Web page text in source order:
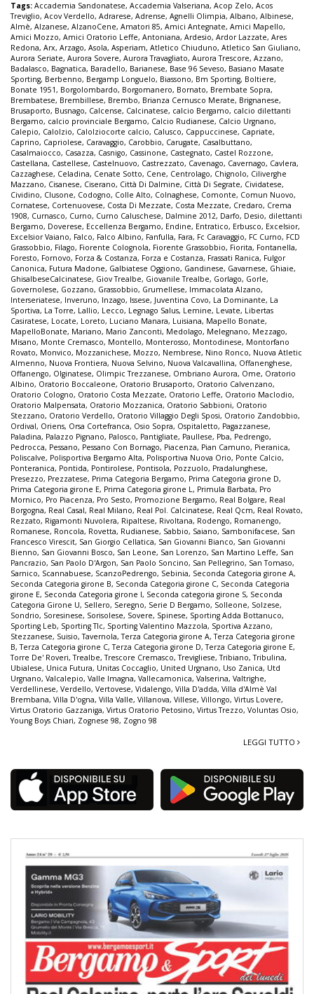
Tags: Accademia Sandonatese, Accademia Valseriana, Acop Zelo, Acos
Treviglio, Acov Verdello, Adrarese, Adrense, Agnelli Olimpia, Albano, Albinese,
Almè, Alzanese, AlzanoCene, Amatori 85, Amici Antegnate, Amici Mapello,
Amici Mozzo, Amici Oratorio Leffe, Antoniana, Ardesio, Ardor Lazzate, Ares
Redona, Arx, Arzago, Asola, Asperiam, Atletico Chiuduno, Atletico San Giuliano,
Aurora Seriate, Aurora Sovere, Aurora Travagliato, Aurora Trescore, Azzano,
Badalasco, Bagnatica, Baradello, Barianese, Base 96 Seveso, Basiano Masate
Sporting, Berbenno, Bergamp Longuelo, Biassono, Bm Sporting, Boltiere,
Bonate 1951, Borgolombardo, Borgomanero, Bornato, Brembate Sopra,
Brembatese, Brembillese, Brembo, Brianza Cernusco Merate, Brignanese,
Brusaporto, Busnago, Calcense, Calcinatese, calcio Bergamo, calcio dilettanti
Bergamo, calcio provinciale Bergamo, Calcio Rudianese, Calcio Urgnano,
Calepio, Calolzio, Calolziocorte calcio, Calusco, Cappuccinese, Capriate,
Caprino, Capriolese, Caravaggio, Carobbio, Carugate, Casalbuttano,
Casalmaiocco, Casazza, Casnigo, Cassinone, Castegnato, Castel Rozzone,
Castellana, Castellese, Castelnuovo, Castrezzato, Cavenago, Cavernago, Cavlera,
Cazzaghese, Celadina, Cenate Sotto, Cene, Centrolago, Chignolo, Ciliverghe
Mazzano, Cisanese, Ciserano, Città Di Dalmine, Città Di Segrate, Cividatese,
Cividino, Clusone, Codogno, Colle Alto, Colnaghese, Comonte, Comun Nuovo,
Cornatese, Cortenuovese, Costa Di Mezzate, Costa Mezzate, Credaro, Crema
1908, Curnasco, Curno, Curno Caluschese, Dalmine 2012, Darfo, Desio, dilettanti
Bergamo, Doverese, Eccellenza Bergamo, Endine, Entratico, Erbusco, Excelsior,
Excelsior Vaiano, Falco, Falco Albino, Fanfulla, Fara, Fc Caravaggio, FC Curno, FCD
Grassobbio, Filago, Fiorente Colognola, Fiorente Grassobbio, Fiorita, Fontanella,
Foresto, Fornovo, Forza & Costanza, Forza e Costanza, Frassati Ranica, Fulgor
Canonica, Futura Madone, Galbiatese Oggiono, Gandinese, Gavarnese, Ghiaie,
GhisalbeseCalcinatese, Giov Trealbe, Giovanile Trealbe, Gorlago, Gorle,
Governolese, Gozzano, Grassobbio, Grumellese, Immacolata Alzano,
Interseriatese, Inveruno, Inzago, Issese, Juventina Covo, La Dominante, La
Sportiva, La Torre, Lallio, Lecco, Legnago Salus, Lemine, Levate, Libertas
Casiratese, Locate, Loreto, Luciano Manara, Luisiana, Mapello Bonate,
MapelloBonate, Mariano, Mario Zanconti, Medolago, Melegnano, Mezzago,
Misano, Monte Cremasco, Montello, Monterosso, Montodinese, Montorfano
Rovato, Monvico, Mozzanichese, Mozzo, Nembrese, Nino Ronco, Nuova Atletic
Almenno, Nuova Frontiera, Nuova Selvino, Nuova Valcavallina, Offanenghese,
Offanengo, Olginatese, Olimpic Trezzanese, Ombriano Aurora, Ome, Oratorio
Albino, Oratorio Boccaleone, Oratorio Brusaporto, Oratorio Calvenzano,
Oratorio Cologno, Oratorio Costa Mezzate, Oratorio Leffe, Oratorio Maclodio,
Oratorio Malpensata, Oratorio Mozzanica, Oratorio Sabbioni, Oratorio
Stezzano, Oratorio Verdello, Oratorio Villaggio Degli Sposi, Oratorio Zandobbio,
Ordival, Oriens, Orsa Cortefranca, Osio Sopra, Ospitaletto, Pagazzanese,
Paladina, Palazzo Pignano, Palosco, Pantigliate, Paullese, Pba, Pedrengo,
Pedrocca, Pessano, Pessano Con Bornago, Piacenza, Pian Camuno, Pieranica,
Poliscalve, Polisportiva Bergamo Alta, Polisportiva Nuova Orio, Ponte Calcio,
Ponteranica, Pontida, Pontirolese, Pontisola, Pozzuolo, Pradalunghese,
Presezzo, Prezzatese, Prima Categoria Bergamo, Prima Categoria girone D,
Prima Categoria girone E, Prima Categoria girone L, Primula Barbata, Pro
Mornico, Pro Piacenza, Pro Sesto, Promozione Bergamo, Real Bolgare, Real
Borgogna, Real Casal, Real Milano, Real Pol. Calcinatese, Real Qcm, Real Rovato,
Rezzato, Rigamonti Nuvolera, Ripaltese, Rivoltana, Rodengo, Romanengo,
Romanese, Roncola, Rovetta, Rudianese, Sabbio, Saiano, Sambonifacese, San
Francesco Virescit, San Giorgio Cellatica, San Giovanni Bianco, San Giovanni
Bienno, San Giovanni Bosco, San Leone, San Lorenzo, San Martino Leffe, San
Pancrazio, San Paolo D'Argon, San Paolo Soncino, San Pellegrino, San Tomaso,
Sarnico, Scannabuese, ScanzoPedrengo, Sebinia, Seconda Categoria girone A,
Seconda Categoria girone B, Seconda Categoria girone C, Seconda Categoria
girone E, Seconda Categoria girone I, Seconda categoria girone S, Seconda
Categoria Girone U, Sellero, Seregno, Serie D Bergamo, Solleone, Solzese,
Sondrio, Soresinese, Sorisolese, Sovere, Spinese, Sporting Adda Bottanuco,
Sporting Leb, Sporting Tlc, Sporting Valentino Mazzola, Sportiva Azzano,
Stezzanese, Suisio,Tavernola,Terza Categoria girone A,Terza Categoria girone
B,Terza Categoria girone C,Terza Categoria girone D,Terza Categoria girone E,
Torre De' Roveri,Trealbe,Trescore Cremasco,Trevigliese,Tribiano,Tribulina,
Ubialese, Unica Futura, Unitas Coccaglio, United Urgnano, Uso Zanica, Utd
Urgnano, Valcalepio, Valle Imagna, Vallecamonica, Valserina, Valtrighe,
Verdellinese, Verdello, Vertovese, Vidalengo, Villa D'adda, Villa d'Almè Val
Brembana, Villa D'ogna, Villa Valle, Villanova, Villese, Villongo, Virtus Lovere,
Virtus Oratorio Gazzaniga, Virtus Oratorio Petosino, Virtus Trezzo, Voluntas Osio,
Young Boys Chiari, Zognese 98, Zogno 98
LEGGI TUTTO